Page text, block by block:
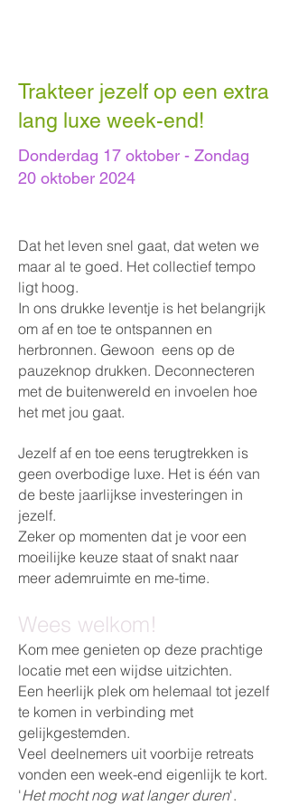
Trakteer jezelf op een extra
lang luxe week-end!
Donderdag 17 oktober - Zondag
20 oktober 2024
Dat het leven snel gaat, dat weten we
maar al te goed. Het collectief tempo
ligt hoog.
In ons drukke leventje is het belangrijk
om af en toe te ontspannen en
herbronnen. Gewoon eens op de
pauzeknop drukken. Deconnecteren
met de buitenwereld en invoelen hoe
het met jou gaat.
Jezelf af en toe eens terugtrekken is
geen overbodige luxe. Het is één van
de beste jaarlijkse investeringen in
jezelf.
Zeker op momenten dat je voor een
moeilijke keuze staat of snakt naar
meer ademruimte en me-time.
Wees welkom!
Kom mee genieten op deze prachtige
locatie met een wijdse uitzichten.
Een heerlijk plek om helemaal tot jezelf
te komen in verbinding met
gelijkgestemden.
Veel deelnemers uit voorbije retreats
vonden een week-end eigenlijk te kort.
'Het mocht nog wat langer duren'.